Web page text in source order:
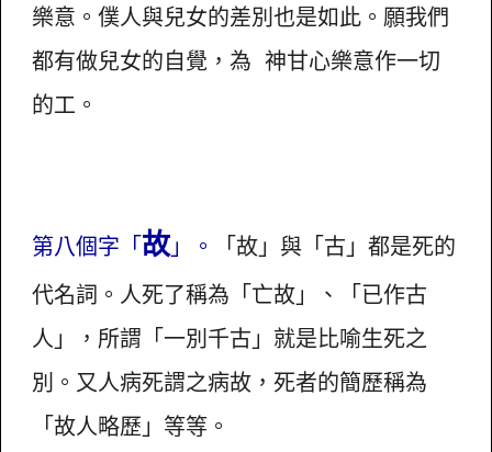
樂意。僕人與兒女的差別也是如此。願我們
都有做兒女的自覺，為 神甘心樂意作一切
的工。
第八個字「故」。
「故」與「古」都是死的
代名詞。人死了稱為「亡故」、「已作古
人」，所謂「一別千古」就是比喻生死之
別。又人病死謂之病故，死者的簡歷稱為
「故人略歷」等等。